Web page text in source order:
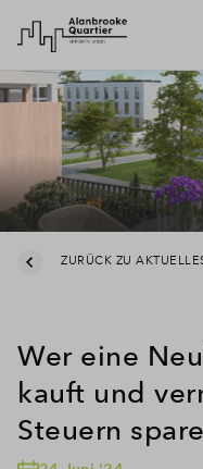
ZURÜCK ZU
Wer eine
kauft und
Steuern